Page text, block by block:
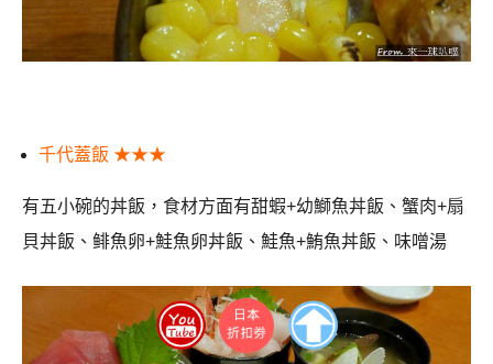
千代蓋飯 ★★★
有五小碗的丼飯，食材方面有甜蝦+幼鰤魚丼飯、蟹肉+扇
貝丼飯、鲱魚卵+鮭魚卵丼飯、鮭魚+鮪魚丼飯、味噌湯